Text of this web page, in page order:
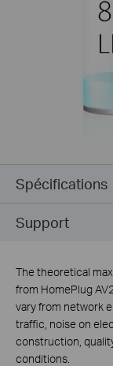
Spécifications
Support
The theoretical
from HomePlug
vary from network
traffic, noise on
construction,
conditions.